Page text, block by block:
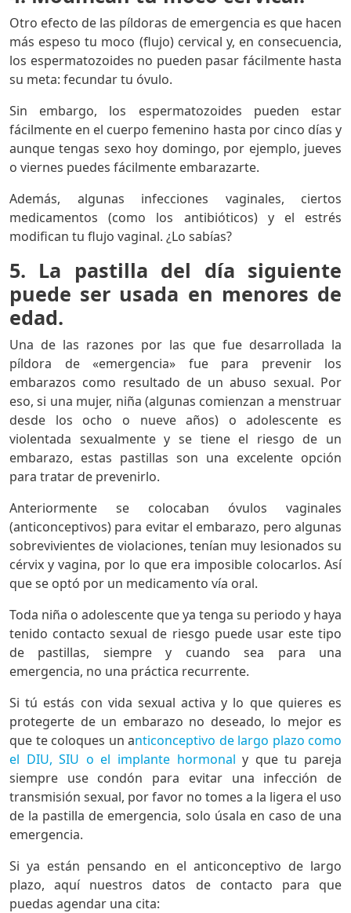
Otro efecto de las píldoras de emergencia es que hacen
más espeso tu moco (flujo) cervical y, en consecuencia,
los espermatozoides no pueden pasar fácilmente hasta
su meta: fecundar tu óvulo.
Sin embargo, los espermatozoides pueden estar
fácilmente en el cuerpo femenino hasta por cinco días y
aunque tengas sexo hoy domingo, por ejemplo, jueves
o viernes puedes fácilmente embarazarte.
Además, algunas infecciones vaginales, ciertos
medicamentos (como los antibióticos) y el estrés
modifican tu flujo vaginal. ¿Lo sabías?
5. La pastilla del día siguiente
puede ser usada en menores de
edad.
Una de las razones por las que fue desarrollada la
píldora de «emergencia» fue para prevenir los
embarazos como resultado de un abuso sexual. Por
eso, si una mujer, niña (algunas comienzan a menstruar
desde los ocho o nueve años) o adolescente es
violentada sexualmente y se tiene el riesgo de un
embarazo, estas pastillas son una excelente opción
para tratar de prevenirlo.
Anteriormente se colocaban óvulos vaginales
(anticonceptivos) para evitar el embarazo, pero algunas
sobrevivientes de violaciones, tenían muy lesionados su
cérvix y vagina, por lo que era imposible colocarlos. Así
que se optó por un medicamento vía oral.
Toda niña o adolescente que ya tenga su periodo y haya
tenido contacto sexual de riesgo puede usar este tipo
de pastillas, siempre y cuando sea para una
emergencia, no una práctica recurrente.
Si tú estás con vida sexual activa y lo que quieres es
protegerte de un embarazo no deseado, lo mejor es
que te coloques un anticonceptivo de largo plazo como
el DIU, SIU o el implante hormonaly que tu pareja
siempre use condón para evitar una infección de
transmisión sexual, por favor no tomes a la ligera el uso
de la pastilla de emergencia, solo úsala en caso de una
emergencia.
Si ya están pensando en el anticonceptivo de largo
plazo, aquí nuestros datos de contacto para que
puedas agendar una cita: